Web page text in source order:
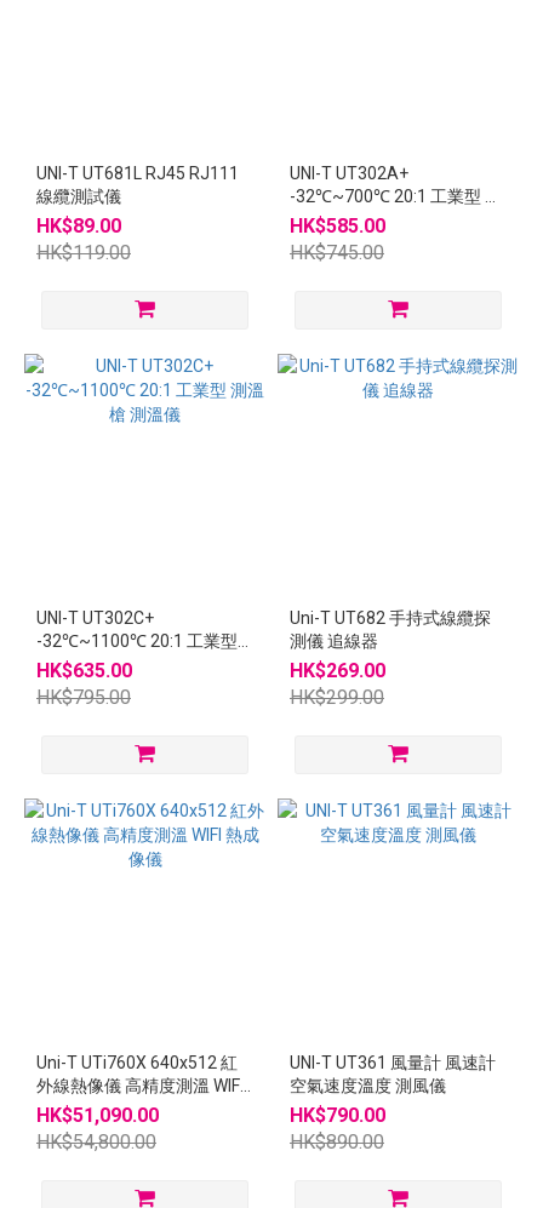
UNI-T UT681L RJ45 RJ111
線纜測試儀
HK$89.00
HK$119.00
UNI-T UT302A+
-32℃~700℃ 20:1 工業型 測
溫槍 測溫儀
HK$585.00
HK$745.00
UNI-T UT302C+
-32℃~1100℃ 20:1 工業型
測溫槍 測溫儀
HK$635.00
HK$795.00
Uni-T UT682 手持式線纜探
測儀 追線器
HK$269.00
HK$299.00
Uni-T UTi760X 640x512 紅
外線熱像儀 高精度測溫 WIFI
熱成像儀
HK$51,090.00
HK$54,800.00
UNI-T UT361 風量計 風速計
空氣速度溫度 測風儀
HK$790.00
HK$890.00